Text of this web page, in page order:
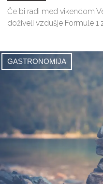
Če bi radi med vikendom
doživeli vzdušje Formule 1
GASTRONOMIJA